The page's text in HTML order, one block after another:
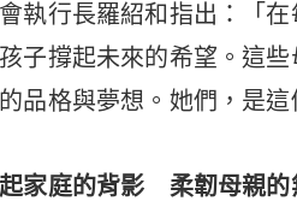
執行長羅紹和指出：「
子撐起未來的希望。這
品格與夢想。她們，是這
家庭的背影 柔韌母親的